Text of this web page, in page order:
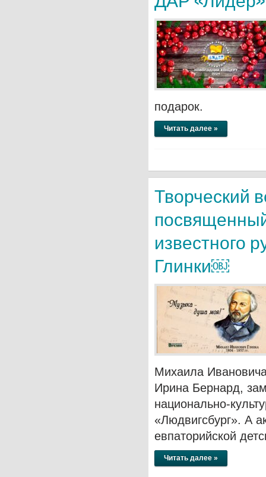
подарок.
Читать далее »
Творческий
известного
Глинки￼
Михаила
Ирина Бернард,
национально-
«Людвигсбург». А
евпаторийской
Читать далее »